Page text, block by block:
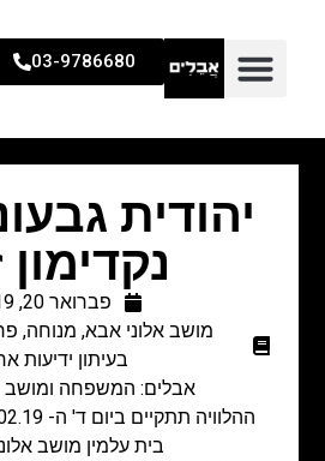
03-9786680
יהודית
נקדימון
פברואר 20, 2019
מושב אלוני אבא, מנוחה,
בעיתון ידיעות
אבלים: המשפחה ומושב
בית עלמין מושב